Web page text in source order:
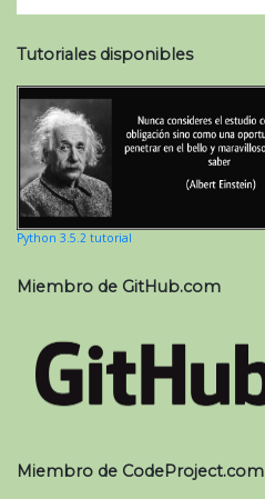
Tutoriales disponibles
Python 3.5.2 tutorial
Miembro de GitHub.com
Miembro de CodeProject.com